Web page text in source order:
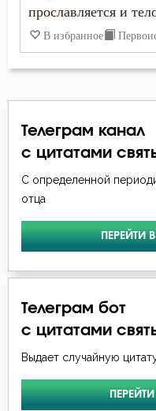
Ближний
Бог
Богоугождение
Борьба
Вера
Вечные муки
Игнатий Брянчанинов
Исидор Пелусиот
Макарий Оптинский
Нил Синайский
Симеон Новый
прославляется и
В избранное
Телеграм канал
с цитатами
С определенной
отца
ПЕРЕЙТИ
Телеграм бот
с цитатами
Выдает случайную